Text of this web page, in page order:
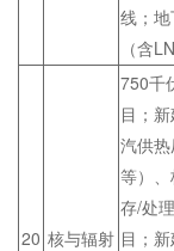
线；
（含
20 核与辐射
750千
目；
汽供
等）
存/处
目；